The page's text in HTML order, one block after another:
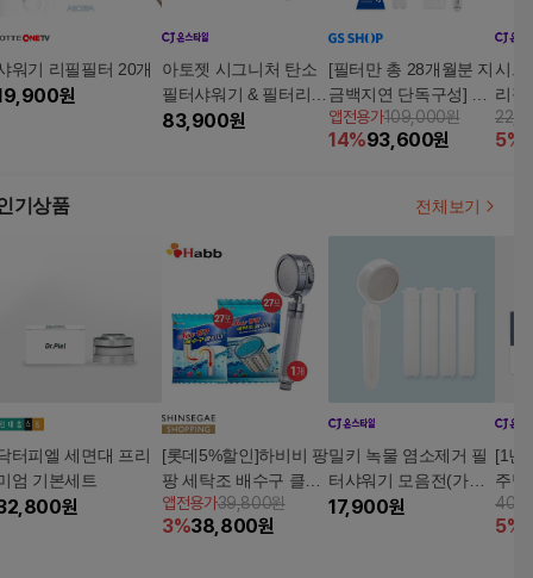
워기 리필필터 20개
원
아토젯 시그니처 탄소
필터샤워기 & 필터리필
세트
83,900원
[필터만 총 28개월분 지
금백지연 단독구성] 시
그니처 플러스 샤워기
1개+시그니처 샤워기1
+여행용 세트 + 리필필
앱전용가109,000원
14%93,600원
시그
리필
디3)
5%
기상품 전체보기
터피엘 세면대 프리
엄 기본세트
원
[롯데5%할인]하비비 팡
팡 세탁조 배수구 클리
너 세트(총54포)+필터
샤워기
앱전용가39,800원
3%38,800원
밀키 녹물 염소제거 필
터샤워기 모음전(가정
용/여행용/수전/호스
17,900원
[1년
주방
5%